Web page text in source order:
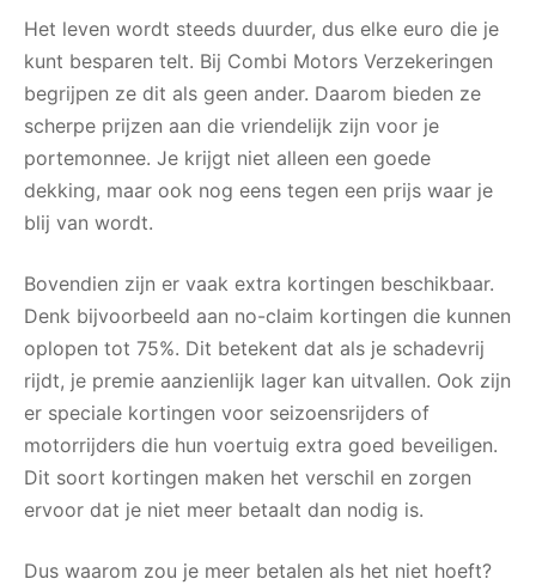
Het leven wordt steeds duurder, dus elke euro die je
kunt besparen telt. Bij Combi Motors Verzekeringen
begrijpen ze dit als geen ander. Daarom bieden ze
scherpe prijzen aan die vriendelijk zijn voor je
portemonnee. Je krijgt niet alleen een goede
dekking, maar ook nog eens tegen een prijs waar je
blij van wordt.
Bovendien zijn er vaak extra kortingen beschikbaar.
Denk bijvoorbeeld aan no-claim kortingen die kunnen
oplopen tot 75%. Dit betekent dat als je schadevrij
rijdt, je premie aanzienlijk lager kan uitvallen. Ook zijn
er speciale kortingen voor seizoensrijders of
motorrijders die hun voertuig extra goed beveiligen.
Dit soort kortingen maken het verschil en zorgen
ervoor dat je niet meer betaalt dan nodig is.
Dus waarom zou je meer betalen als het niet hoeft?